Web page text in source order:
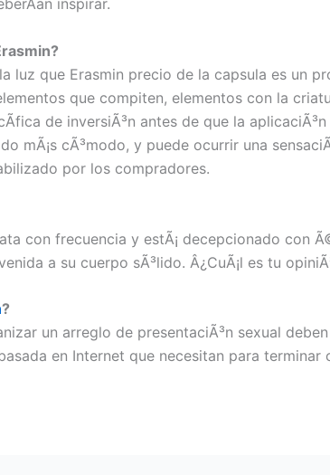
inspirar.
luz que Erasmin precio de la capsula es un
que compiten, elementos con la
de inversiÃ³n antes de que la
mÃ¡s cÃ³modo, y puede ocurrir una
por los compradores.
con frecuencia y estÃ¡ decepcionado con
a su cuerpo sÃ³lido. Â¿CuÃ¡l es tu
?
un arreglo de presentaciÃ³n sexual
en Internet que necesitan para